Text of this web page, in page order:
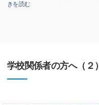
きを読む
学校関係者の方へ（２）